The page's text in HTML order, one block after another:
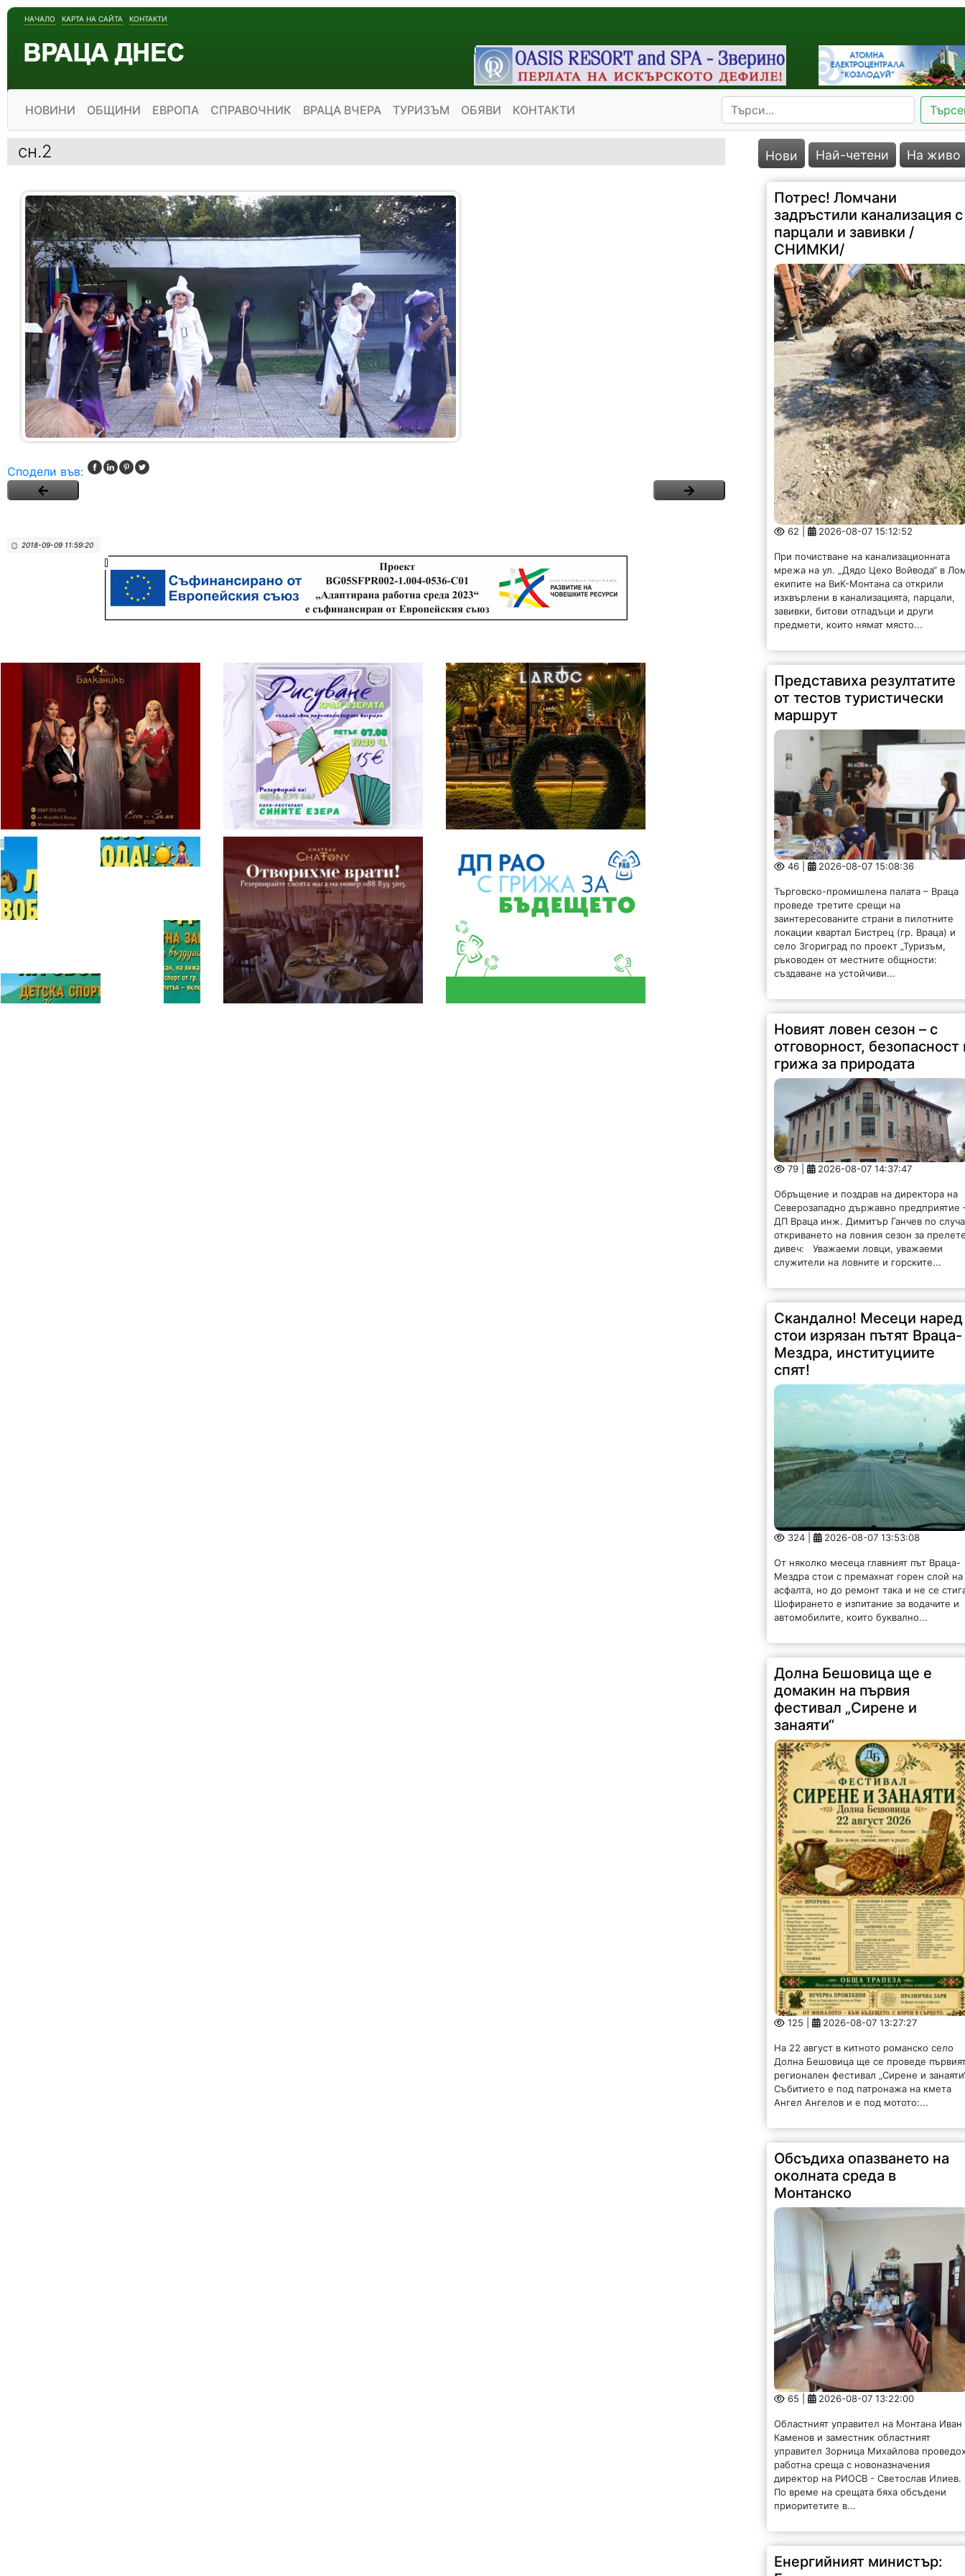
НАЧАЛО КАРТА НА САЙТА КОНТАКТИ
НОВИНИ ОБЩИНИ ЕВРОПА СПРАВОЧНИК ВРАЦА ВЧЕРА ТУРИЗЪМ ОБЯВИ КОНТАКТИ
сн.2
Сподели във:
2018-09-09 11:59:20
Нови Най-четени На живо
Потрес! Ломчани
задръстили канализация с
парцали и завивки /
СНИМКИ/
62 | 2026-08-07 15:12:52
мрежа на ул. „Дядо Цеко Войвода“ в
екипите на ВиК-Монтана са открили
изхвърлени в канализацията, парцали,
завивки, битови отпадъци и други
предмети, които нямат място...
Представиха резултатите
от тестов туристически
маршрут
46 | 2026-08-07 15:08:36
проведе третите срещи на
заинтересованите страни в пилотните
локации квартал Бистрец (гр. Враца) и
село Згориград по проект „Туризъм,
ръководен от местните общности:
създаване на устойчиви...
Новият ловен сезон – с
отговорност, безопасност
грижа за природата
79 | 2026-08-07 14:37:47
Северозападно държавно предприятие
ДП Враца инж. Димитър Ганчев по
откриването на ловния сезон за
дивеч: Уважаеми ловци, уважаеми
служители на ловните и горските...
Скандално! Месеци наред
стои изрязан пътят Враца-
Мездра, институциите
спят!
324 | 2026-08-07 13:53:08
Мездра стои с премахнат горен слой на
асфалта, но до ремонт така и не се
Шофирането е изпитание за водачите и
автомобилите, които буквално...
Долна Бешовица ще е
домакин на първия
фестивал „Сирене и
занаяти“
125 | 2026-08-07 13:27:27
Долна Бешовица ще се проведе
регионален фестивал „Сирене и
Събитието е под патронажа на кмета
Ангел Ангелов и е под мотото:...
Обсъдиха опазването на
околната среда в
Монтанско
65 | 2026-08-07 13:22:00
Каменов и заместник областният
управител Зорница Михайлова
работна среща с новоназначения
директор на РИОСВ - Светослав Илиев.
По време на срещата бяха обсъдени
приоритетите в...
Енергийният министър:
България има рекорден